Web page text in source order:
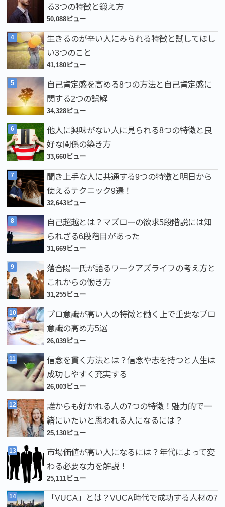
る3つの特徴と鍛え方
50,088ビュー
生きるのが辛い人にみられる特徴と試してほし
い3つのこと
41,180ビュー
自己肯定感を高める8つの方法と自己肯定感に
関する2つの誤解
34,328ビュー
他人に興味がない人に見られる8つの特徴と良
好な関係の築き方
33,660ビュー
聞き上手な人に共通する9つの特徴と明日から
使えるテクニック9選！
32,643ビュー
自己超越とは？マズローの欲求5段階説には知
られざる6段階目があった
31,669ビュー
落合陽一氏が語るワークアズライフの考え方と
これからの働き方
31,255ビュー
プロ意識が高い人の特徴と働く上で重要なプロ
意識の高め方5選
26,039ビュー
信念を貫く方法とは？信念や志を持つと人生は
成功しやすく充実する
26,003ビュー
誰からも好かれる人の7つの特徴！魅力的で一
緒にいたいと思われる人になるには？
25,130ビュー
市場価値が高い人になるには？年代によって変
わる必要な力を解説！
25,111ビュー
「VUCA」とは？VUCA時代で成功する人材の7